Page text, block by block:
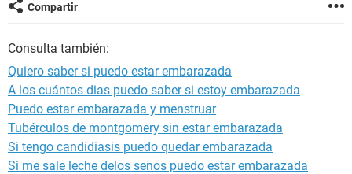
Compartir
Consulta también:
Quiero saber si puedo estar embarazada
A los cuántos dias puedo saber si estoy embarazada
Puedo estar embarazada y menstruar
Tubérculos de montgomery sin estar embarazada
Si tengo candidiasis puedo quedar embarazada
Si me sale leche delos senos puedo estar embarazada